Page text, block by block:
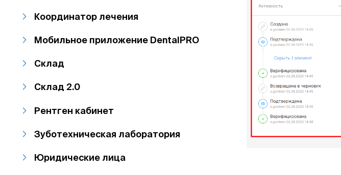
Координатор лечения
Мобильное приложение DentalPRO
Склад
Склад 2.0
Рентген кабинет
Зуботехническая лаборатория
Юридические лица